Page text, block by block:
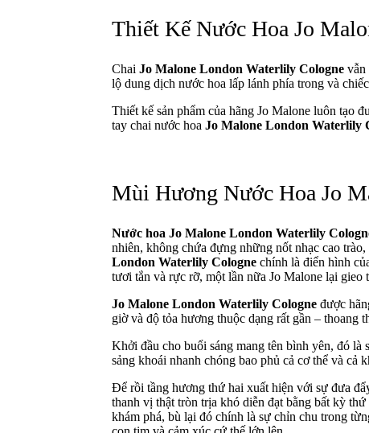
Thiết Kế Nước Hoa Jo
Chai Jo Malone London Waterlily Colognevẫn
lộ dung dịch nước hoa lấp lánh phía trong và
Thiết kế sản phẩm của hãng Jo Malone luôn tạo
tay chai nước hoa Jo Malone London Waterlily
Mùi Hương Nước Hoa Jo
Nước hoa Jo Malone London Waterlily
nhiên, không chứa đựng những nốt nhạc cao
London Waterlily Colognechính là điển hình
tươi tắn và rực rỡ, một lần nữa Jo Malone lại
Jo Malone London Waterlily Cologneđược
giờ và độ tỏa hương thuộc dạng rất gần – thoang
Khởi đầu cho buổi sáng mang tên bình yên, đó
sảng khoái nhanh chóng bao phủ cả cơ thể và cả
Để rồi tầng hương thứ hai xuất hiện với sự đưa
thanh vị thật tròn trịa khó diễn đạt bằng bất kỳ
khám phá, bù lại đó chính là sự chỉn chu trong